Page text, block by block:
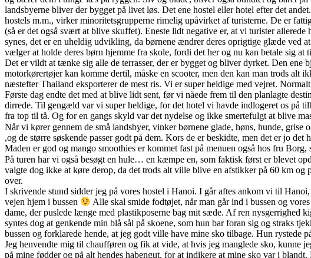
landsbyerne bliver der bygget på livet løs. Det ene hostel eller hotel efter det
hostels m.m., virker minoritetsgrupperne rimelig upåvirket af turisterne. De er
(så er det også svært at blive skuffet). Eneste lidt negative er, at vi turister
synes, det er en uheldig udvikling, da børnene ændrer deres oprigtige glæde ved
vælger at holde deres børn hjemme fra skole, fordi det her og nu kan betale sig
Det er vildt at tænke sig alle de terrasser, der er bygget og bliver dyrket. Den ene
motorkørertøjer kan komme dertil, måske en scooter, men den kan man trods alt
næstefter Thailand eksporterer de mest ris. Vi er super heldige med vejret.
Første dag endte det med at blive lidt sent, før vi nåede frem til den planlagte
dirrede. Til gengæld var vi super heldige, for det hotel vi havde indlogeret os på
fra top til tå. Og for en gangs skyld var det nydelse og ikke smertefulgt at blive
Når vi kører gennem de små landsbyer, vinker børnene glade, høns, hunde,
,og de større søskende passer godt på dem. Kors de er beskidte, men det er jo det
Maden er god og mango smoothies er kommet fast på menuen også hos fru
På turen har vi også besøgt en hule… en kæmpe en, som faktisk først er blevet
valgte dog ikke at køre derop, da det trods alt ville blive en afstikker på 60 km og
over.
I skrivende stund sidder jeg på vores hostel i Hanoi. I går aftes ankom vi til
vejen hjem i bussen
Alle skal smide fodtøjet, når man går ind i bussen og
dame, der puslede længe med plastikposerne bag mit sæde. Af ren nysgerrighed
syntes dog at genkende min blå sål på skoene, som hun bar foran sig og straks
bussen og forklarede hende, at jeg godt ville have mine sko tilbage. Hun rystede
Jeg henvendte mig til chaufføren og fik at vide, at hvis jeg manglede sko, kunne
på mine fødder og på alt hendes habengut, for at indikere at mine sko var i